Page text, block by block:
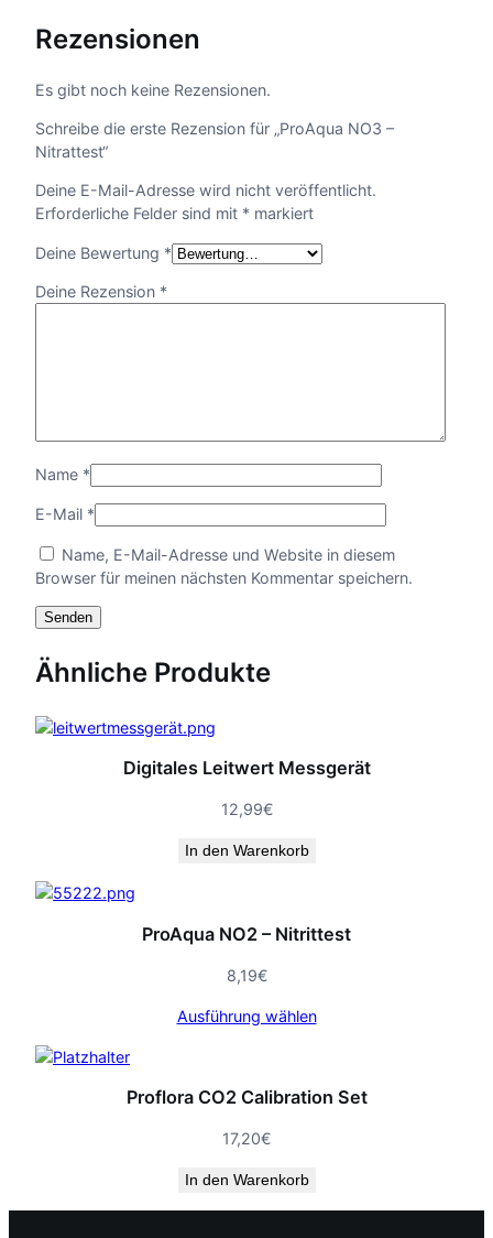
u
N
3
–
N
i
r
t
g
e
Rezensionen
Es gibt noch keine Rezensionen.
Schreibe die erste Rezension für „ProAqua NO3 –
Nitrattest“
Deine E-Mail-Adresse wird nicht veröffentlicht.
Erforderliche Felder sind mit * markiert
Deine Bewertung *
Deine Rezension *
Name *
E-Mail *
Name, E-Mail-Adresse und Website in diesem
Browser für meinen nächsten Kommentar speichern.
Ähnliche Produkte
Digitales Leitwert Messgerät
12,99€
In den Warenkorb
ProAqua NO2 – Nitrittest
8,19€
Ausführung wählen
Proflora CO2 Calibration Set
17,20€
In den Warenkorb